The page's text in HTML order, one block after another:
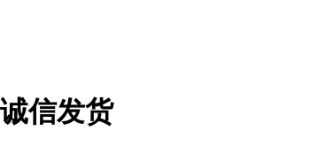
信发货